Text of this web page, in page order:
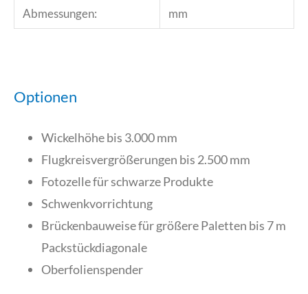
Abmessungen:
mm
Optionen
Wickelhöhe bis 3.000 mm
Flugkreisvergrößerungen bis 2.500 mm
Fotozelle für schwarze Produkte
Schwenkvorrichtung
Brückenbauweise für größere Paletten bis 7 m
Packstückdiagonale
Oberfolienspender